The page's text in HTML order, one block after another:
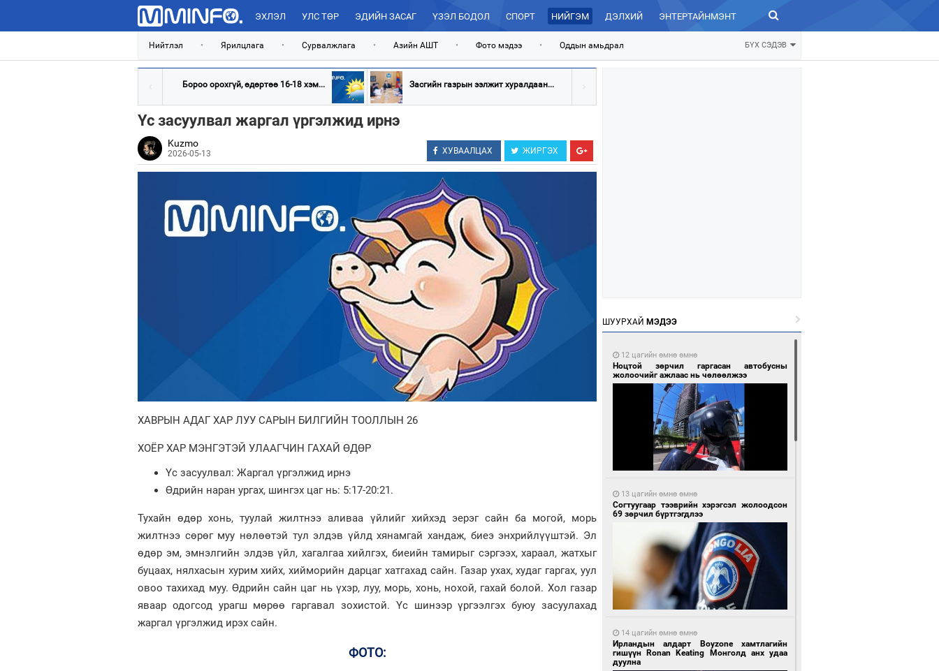
ЭХЛЭЛ УЛС ТӨР ЭДИЙН ЗАСАГ ҮЗЭЛ БОДОЛ СПОРТ НИЙГЭМ ДЭЛХИЙ ЭНТЕРТАЙНМЭНТ ЗУРХАЙ
Нийтлэл • Ярилцлага • Сурвалжлага • Азийн АШТ • Фото мэдээ • Оддын амьдрал БҮХ СЭДЭВ
Бороо орохгүй, өдөртөө 16-18 хэм... Засгийн газрын ээлжит хуралдаан...
Үс засуулвал жаргал үргэлжид ирнэ
Kuzmo
2026-05-13 ХУВААЛЦАХ ЖИРГЭХ
ХАВРЫН АДАГ ХАР ЛУУ САРЫН БИЛГИЙН ТООЛЛЫН 26
ХОЁР ХАР МЭНГЭТЭЙ УЛААГЧИН ГАХАЙ ӨДӨР
Үс засуулвал: Жаргал үргэлжид ирнэ
Өдрийн наран ургах, шингэх цаг нь: 5:17-20:21.
Тухайн өдөр хонь, туулай жилтнээ аливаа үйлийг хийхэд эерэг сайн ба могой, морь
жилтнээ сөрөг муу нөлөөтэй тул элдэв үйлд хянамгай хандаж, биеэ энхрийлүүштэй. Эл
өдөр эм, эмнэлгийн элдэв үйл, хагалгаа хийлгэх, биеийн тамирыг сэргээх, хараал, жатхыг
буцаах, нялхасын хурим хийх, хийморийн дарцаг хатгахад сайн. Газар ухах, худаг гаргах, уул
овоо тахихад муу. Өдрийн сайн цаг нь үхэр, луу, морь, хонь, нохой, гахай болой. Хол газар
яваар одогсод урагш мөрөө гаргавал зохистой. Үс шинээр үргээлгэх буюу засуулахад
жаргал үргэлжид ирэх сайн.
ФОТО:
ШУУРХАЙ МЭДЭЭ
12 цагийн өмнө өмнө
Ноцтой зөрчил гаргасан автобусны
жолоочийг ажлаас нь чөлөөлжээ
13 цагийн өмнө өмнө
Согтуугаар тээврийн хэрэгсэл жолоодсон
69 зөрчил бүртгэгдлээ
14 цагийн өмнө өмнө
Ирландын алдарт Boyzone хамтлагийн
гишүүн Ronan Keating Монголд анх удаа
дуулна